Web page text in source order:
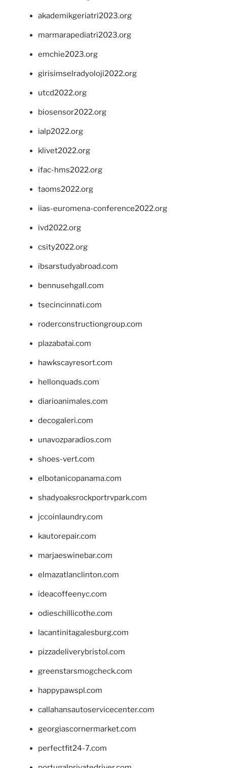
akademikgeriatri2023.org
marmarapediatri2023.org
emchie2023.org
girisimselradyoloji2022.org
utcd2022.org
biosensor2022.org
ialp2022.org
klivet2022.org
ifac-hms2022.org
taoms2022.org
iias-euromena-conference2022.org
ivd2022.org
csity2022.org
ibsarstudyabroad.com
bennusehgall.com
tsecincinnati.com
roderconstructiongroup.com
plazabatai.com
hawkscayresort.com
hellonquads.com
diarioanimales.com
decogaleri.com
unavozparadios.com
shoes-vert.com
elbotanicopanama.com
shadyoaksrockportrvpark.com
jccoinlaundry.com
kautorepair.com
marjaeswinebar.com
elmazatlanclinton.com
ideacoffeenyc.com
odieschillicothe.com
lacantinitagalesburg.com
pizzadeliverybristol.com
greenstarsmogcheck.com
happypawspl.com
callahansautoservicecenter.com
georgiascornermarket.com
perfectfit24-7.com